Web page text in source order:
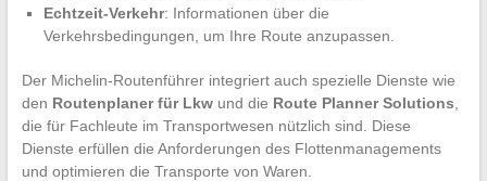
Echtzeit-Verkehr: Informationen über die
Verkehrsbedingungen, um Ihre Route anzupassen.
Der Michelin-Routenführer integriert auch spezielle Dienste wie
den Routenplaner für Lkwund die Route Planner Solutions
die für Fachleute im Transportwesen nützlich sind. Diese
Dienste erfüllen die Anforderungen des Flottenmanagements
und optimieren die Transporte von Waren.